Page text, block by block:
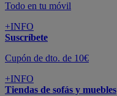
Todo en tu móvil
+INFO
Suscríbete
Cupón de dto. de 10€
+INFO
Tiendas de sofás y muebles